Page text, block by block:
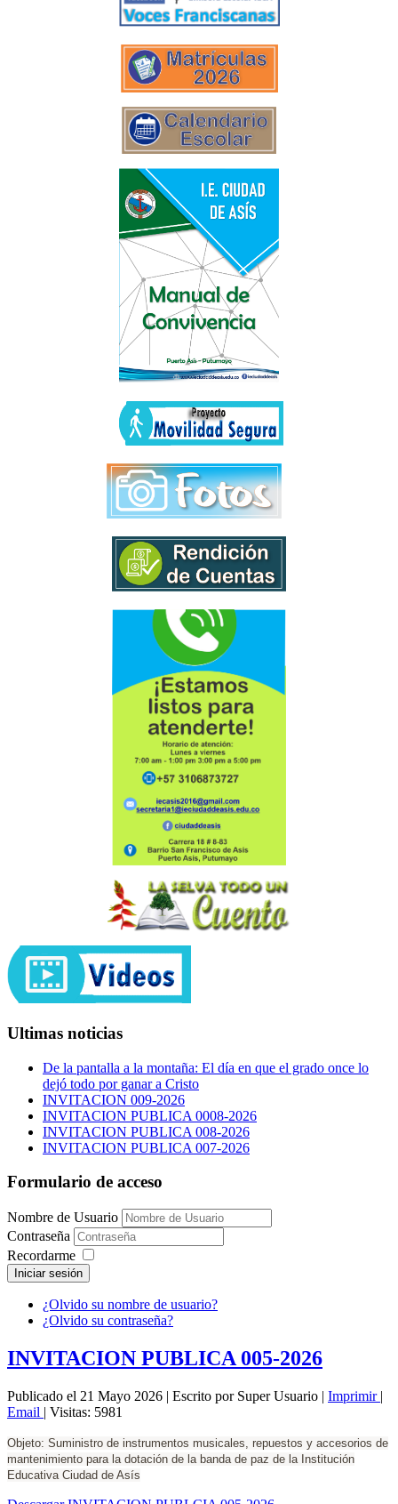
Ultimas noticias
De la pantalla a la montaña: El día en que el grado once lo
dejó todo por ganar a Cristo
INVITACION 009-2026
INVITACION PUBLICA 0008-2026
INVITACION PUBLICA 008-2026
INVITACION PUBLICA 007-2026
Formulario de acceso
Nombre de Usuario
Contraseña
Recordarme
Iniciar sesión
¿Olvido su nombre de usuario?
¿Olvido su contraseña?
INVITACION PUBLICA 005-2026
Publicado el 21 Mayo 2026 | Escrito por Super Usuario | Imprimir |
Email | Visitas: 5981
Objeto: Suministro de instrumentos musicales, repuestos y accesorios de
mantenimiento para la dotación de la banda de paz de la Institución
Educativa Ciudad de Asís